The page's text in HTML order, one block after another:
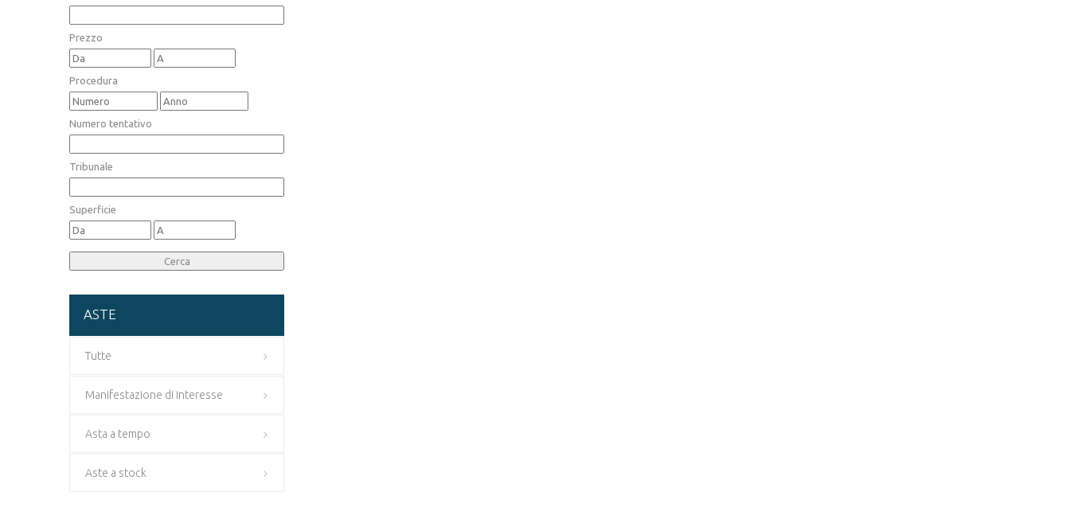
Prezzo
Procedura
Numero tentativo
Tribunale
Superficie
ASTE
Tutte
Manifestazione di interesse
Asta a tempo
Aste a stock